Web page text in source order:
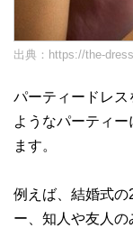
出典： https://the-
パーティードレ
ようなパーティ
ます。
例えば、結婚式の
ー、知人や友人